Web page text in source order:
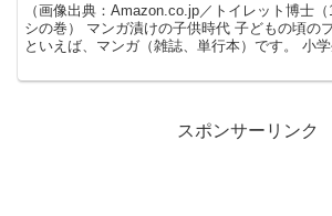
（画像出典：Amazon.co.jp／トイレット博士
シの巻） マンガ漬けの子供時代 子どもの頃の
といえば、マンガ（雑誌、単行本）です。 小学
スポンサーリンク